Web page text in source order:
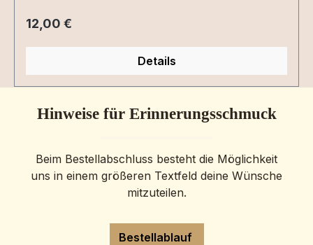
Regulärer Preis:
12,00 €
Details
Hinweise für Erinnerungsschmuck
Beim Bestellabschluss besteht die Möglichkeit
uns in einem größeren Textfeld deine Wünsche
mitzuteilen.
Bestellablauf